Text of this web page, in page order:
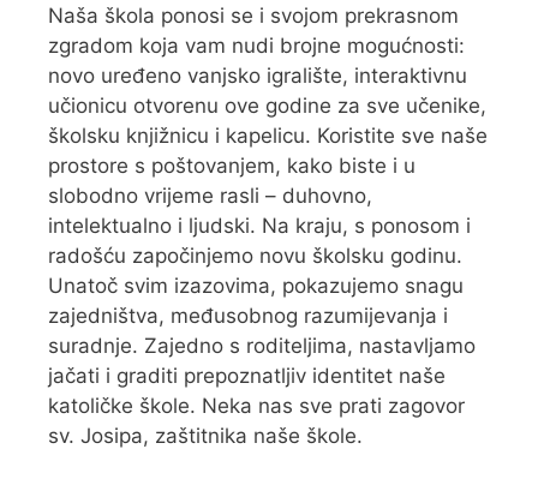
Naša škola ponosi se i svojom prekrasnom
zgradom koja vam nudi brojne mogućnosti:
novo uređeno vanjsko igralište, interaktivnu
učionicu otvorenu ove godine za sve učenike,
školsku knjižnicu i kapelicu. Koristite sve naše
prostore s poštovanjem, kako biste i u
slobodno vrijeme rasli – duhovno,
intelektualno i ljudski. Na kraju, s ponosom i
radošću započinjemo novu školsku godinu.
Unatoč svim izazovima, pokazujemo snagu
zajedništva, međusobnog razumijevanja i
suradnje. Zajedno s roditeljima, nastavljamo
jačati i graditi prepoznatljiv identitet naše
katoličke škole. Neka nas sve prati zagovor
sv. Josipa, zaštitnika naše škole.